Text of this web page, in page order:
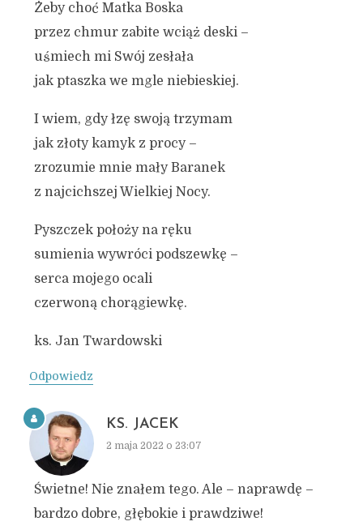
Żeby choć Matka Boska
przez chmur zabite wciąż deski –
uśmiech mi Swój zesłała
jak ptaszka we mgle niebieskiej.
I wiem, gdy łzę swoją trzymam
jak złoty kamyk z procy –
zrozumie mnie mały Baranek
z najcichszej Wielkiej Nocy.
Pyszczek położy na ręku
sumienia wywróci podszewkę –
serca mojego ocali
czerwoną chorągiewkę.
ks. Jan Twardowski
Odpowiedz
KS. JACEK
2 maja 2022 o 23:07
Świetne! Nie znałem tego. Ale – naprawdę –
bardzo dobre, głębokie i prawdziwe!